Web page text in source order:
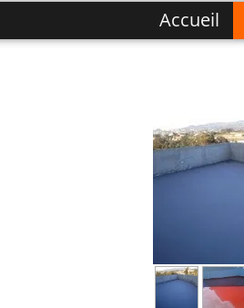
Accueil